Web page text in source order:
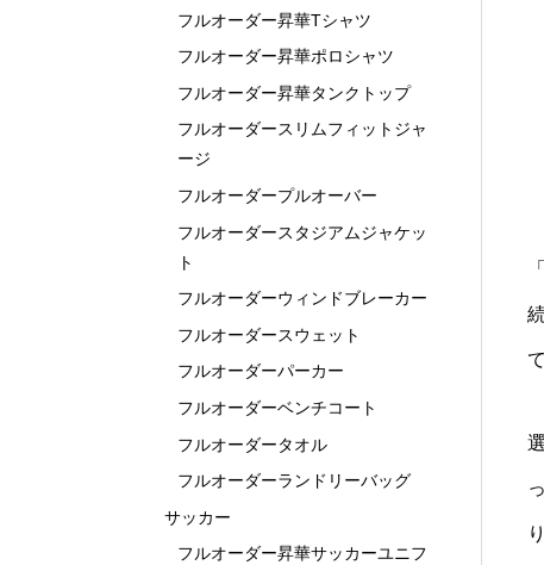
フルオーダー昇華Tシャツ
フルオーダー昇華ポロシャツ
フルオーダー昇華タンクトップ
フルオーダースリムフィットジャ
ージ
フルオーダープルオーバー
フルオーダースタジアムジャケッ
ト
フルオーダーウィンドブレーカー
フルオーダースウェット
フルオーダーパーカー
フルオーダーベンチコート
フルオーダータオル
フルオーダーランドリーバッグ
サッカー
フルオーダー昇華サッカーユニフ